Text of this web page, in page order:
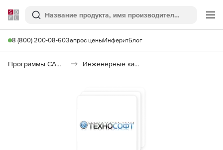
Softline
Поиск
8 (800) 200-08-60Запрос ценыИнферитБлог
Программы САПР и ГИС Инженерные калькуляторы